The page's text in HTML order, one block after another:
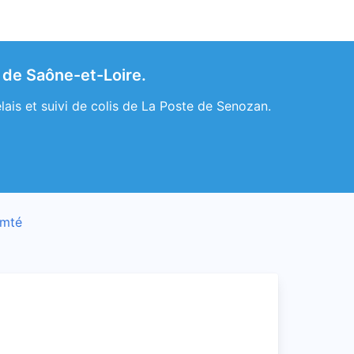
Saône-et-Loire.
et suivi de colis de La Poste de Senozan.